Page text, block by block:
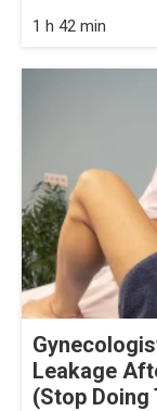
1 h 42 min
Leakage
(Stop Doing